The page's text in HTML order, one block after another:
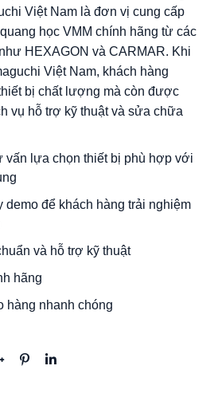
Việt Nam là đơn vị cung cấp
học VMM chính hãng từ các
HEXAGON và CARMAR. Khi
Việt Nam, khách hàng
bị chất lượng mà còn được
vụ hỗ trợ kỹ thuật và sửa chữa
vấn lựa chọn thiết bị phù hợp với
demo để khách hàng trải nghiệm
và hỗ trợ kỹ thuật
hãng
hàng nhanh chóng